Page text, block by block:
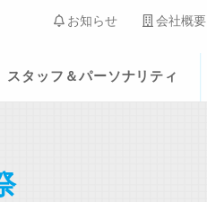
お知らせ 会社概要
スタッフ＆パーソナリティ